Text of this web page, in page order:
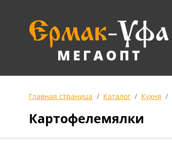
Главная страница Каталог Кухня
Картофелемялки